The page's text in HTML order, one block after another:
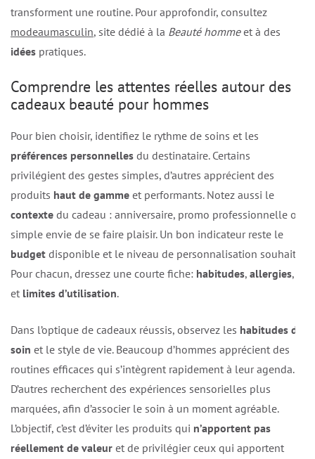
transforment une routine. Pour approfondir, consultez
modeaumasculin, site dédié à la Beauté hommeet à des
idées pratiques.
Comprendre les attentes réelles autour des
cadeaux beauté pour hommes
Pour bien choisir, identifiez le rythme de soins et les
préférences personnelles du destinataire. Certains
privilégient des gestes simples, d’autres apprécient des
produits haut de gamme et performants. Notez aussi le
contexte du cadeau : anniversaire, promo professionnelle ou
simple envie de se faire plaisir. Un bon indicateur reste le
budget disponible et le niveau de personnalisation souhaité.
Pour chacun, dressez une courte fiche: habitudes, allergies,
et limites d’utilisation.
Dans l’optique de cadeaux réussis, observez les habitudes de
soin et le style de vie. Beaucoup d’hommes apprécient des
routines efficaces qui s’intègrent rapidement à leur agenda.
D’autres recherchent des expériences sensorielles plus
marquées, afin d’associer le soin à un moment agréable.
L’objectif, c’est d’éviter les produits qui n’apportent pas
réellement de valeur et de privilégier ceux qui apportent